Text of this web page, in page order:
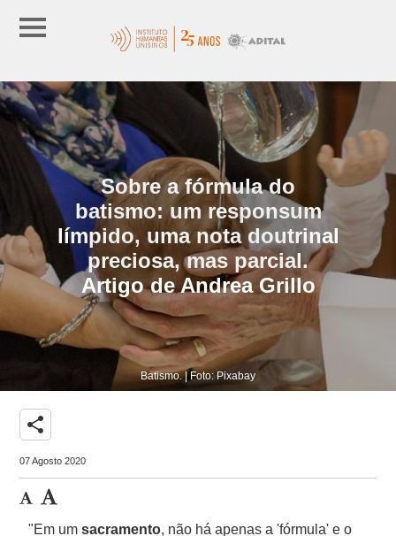
Sobre a fórmula do
batismo: um responsum
límpido, uma nota doutrinal
preciosa, mas parcial.
Artigo de Andrea Grillo
Batismo. | Foto: Pixabay
share
07 Agosto 2020
"Em umsacramento, não há apenas a 'fórmula' e o